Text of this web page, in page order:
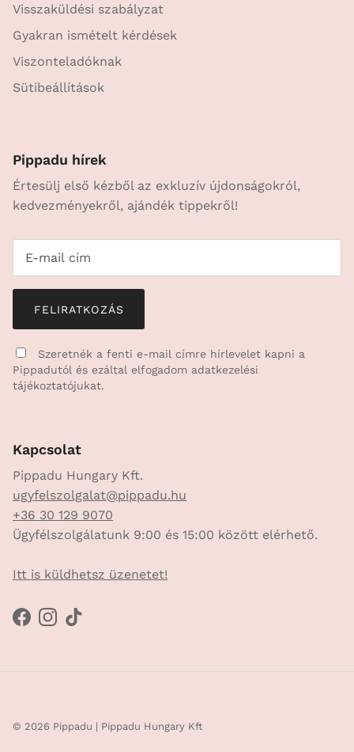
Visszaküldési szabályzat
Gyakran ismételt kérdések
Viszonteladóknak
Sütibeállítások
Pippadu hírek
Értesülj első kézből az exkluzív újdonságokról,
kedvezményekről, ajándék tippekről!
FELIRATKOZÁS
Szeretnék a fenti e-mail címre hírlevelet kapni a
Pippadutól és ezáltal elfogadom adatkezelési
tájékoztatójukat.
Kapcsolat
Pippadu Hungary Kft.
ugyfelszolgalat@pippadu.hu
+36 30 129 9070
Ügyfélszolgálatunk 9:00 és 15:00 között elérhető.
Itt is küldhetsz üzenetet!
Facebook
Instagram
TikTok
© 2026 Pippadu | Pippadu Hungary Kft